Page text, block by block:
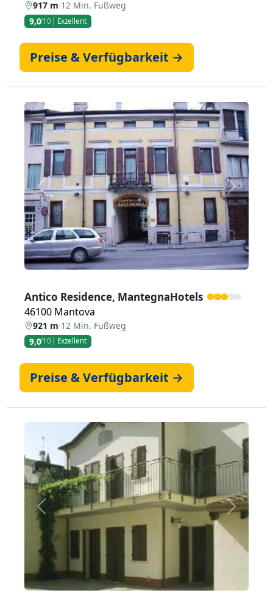
917 m·12 Min. Fußweg
9,0/10 Exzellent
Preise & Verfügbarkeit →
Zurück Weiter
Antico Residence, MantegnaHotels
46100 Mantova
921 m·12 Min. Fußweg
9,0/10 Exzellent
Preise & Verfügbarkeit →
Zurück Weiter